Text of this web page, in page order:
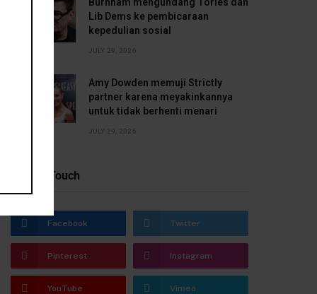
Lib Dems ke pembicaraan
kepedulian sosial
JULY 29, 2026
Amy Dowden memuji Strictly
partner karena meyakinkannya
untuk tidak berhenti menari
JULY 29, 2026
Stay In Touch
Facebook Twitter
Pinterest Instagram
YouTube Vimeo